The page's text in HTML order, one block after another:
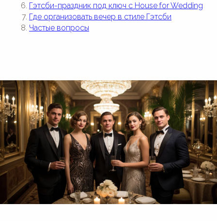
Гэтсби-праздник под ключ с House for Wedding
Где организовать вечер в стиле Гэтсби
Частые вопросы